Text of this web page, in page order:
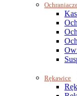
Rękawice